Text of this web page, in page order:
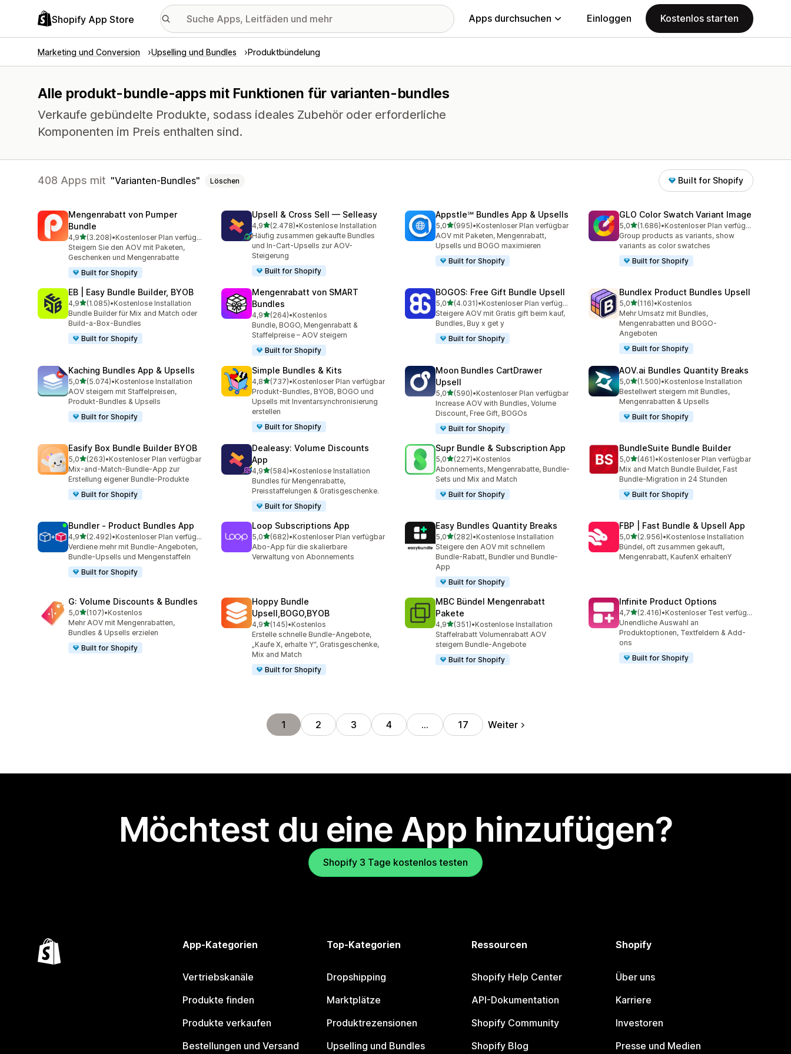
Shopify App Store Apps durchsuchen Einloggen Kostenlos starten
Marketing und Conversion Upselling und Bundles Produktbündelung
Alle produkt-bundle-apps mit Funktionen für varianten-bundles
Verkaufe gebündelte Produkte, sodass ideales Zubehör oder erforderliche
Komponenten im Preis enthalten sind.
408 Apps mit Varianten-Bundles Löschen Built for Shopify
Mengenrabatt von Pumper
Bundle
4,9von 5 Sternen
(3.208)
3208 Rezensionen insgesamt
•
Kostenloser Plan verfügbar
Steigern Sie den AOV mit Paketen,
Geschenken und Mengenrabatte
Built for Shopify
Upsell & Cross Sell — Selleasy
4,9von 5 Sternen
(2.478)
2478 Rezensionen insgesamt
•Kostenlose Installation
Häufig zusammen gekaufte Bundles
und In-Cart-Upsells zur AOV-
Steigerung
Built for Shopify
Appstle℠ Bundles App & Upsells
5,0von 5 Sternen
(995)
995 Rezensionen insgesamt
•Kostenloser Plan verfügbar
AOV mit Paketen, Mengenrabatt,
Upsells und BOGO maximieren
Built for Shopify
GLO Color Swatch Variant Image
5,0von 5 Sternen
(1.686)
1686 Rezensionen insgesamt
•
Kostenloser Plan verfügbar
Group products as variants, show
variants as color swatches
Built for Shopify
EB | Easy Bundle Builder, BYOB
4,9von 5 Sternen
(1.085)
1085 Rezensionen insgesamt
•Kostenlose Installation
Bundle Builder für Mix and Match oder
Build-a-Box-Bundles
Built for Shopify
Mengenrabatt von SMART
Bundles
4,9von 5 Sternen
(264)
264 Rezensionen insgesamt
•Kostenlos
Bundle, BOGO, Mengenrabatt &
Staffelpreise – AOV steigern
Built for Shopify
BOGOS: Free Gift Bundle Upsell
5,0von 5 Sternen
(4.031)
4031 Rezensionen insgesamt
•
Kostenloser Plan verfügbar
Steigere AOV mit Gratis gift beim kauf,
Bundles, Buy x get y
Built for Shopify
Bundlex Product Bundles Upsell
5,0von 5 Sternen
(116)
116 Rezensionen insgesamt
•Kostenlos
Mehr Umsatz mit Bundles,
Mengenrabatten und BOGO-
Angeboten
Built for Shopify
Kaching Bundles App & Upsells
5,0von 5 Sternen
(5.074)
5074 Rezensionen insgesamt
•Kostenlose Installation
AOV steigern mit Staffelpreisen,
Produkt-Bundles & Upsells
Built for Shopify
Simple Bundles & Kits
4,8von 5 Sternen
(737)
737 Rezensionen insgesamt
•Kostenloser Plan verfügbar
Produkt-Bundles, BYOB, BOGO und
Upsells mit Inventarsynchronisierung
erstellen
Built for Shopify
Moon Bundles CartDrawer
Upsell
5,0von 5 Sternen
(590)
590 Rezensionen insgesamt
•Kostenloser Plan verfügbar
Increase AOV with Bundles, Volume
Discount, Free Gift, BOGOs
Built for Shopify
AOV.ai Bundles Quantity Breaks
5,0von 5 Sternen
(1.500)
1500 Rezensionen insgesamt
•Kostenlose Installation
Bestellwert steigern mit Bundles,
Mengenrabatten & Upsells
Built for Shopify
Easify Box Bundle Builder BYOB
5,0von 5 Sternen
(263)
263 Rezensionen insgesamt
•Kostenloser Plan verfügbar
Mix-and-Match-Bundle-App zur
Erstellung eigener Bundle-Produkte
Built for Shopify
Dealeasy: Volume Discounts
App
4,9von 5 Sternen
(584)
584 Rezensionen insgesamt
•Kostenlose Installation
Bundles für Mengenrabatte,
Preisstaffelungen & Gratisgeschenke.
Built for Shopify
Supr Bundle & Subscription App
5,0von 5 Sternen
(227)
227 Rezensionen insgesamt
•Kostenlos
Abonnements, Mengenrabatte, Bundle-
Sets und Mix and Match
Built for Shopify
BundleSuite Bundle Builder
5,0von 5 Sternen
(461)
461 Rezensionen insgesamt
•Kostenloser Plan verfügbar
Mix and Match Bundle Builder, Fast
Bundle-Migration in 24 Stunden
Built for Shopify
Bundler ‑ Product Bundles App
4,9von 5 Sternen
(2.492)
2492 Rezensionen insgesamt
•
Kostenloser Plan verfügbar
Verdiene mehr mit Bundle-Angeboten,
Bundle-Upsells und Mengenstaffeln
Built for Shopify
Loop Subscriptions App
5,0von 5 Sternen
(682)
682 Rezensionen insgesamt
•Kostenloser Plan verfügbar
Abo-App für die skalierbare
Verwaltung von Abonnements
Easy Bundles Quantity Breaks
5,0von 5 Sternen
(282)
282 Rezensionen insgesamt
•Kostenlose Installation
Steigere den AOV mit schnellem
Bundle-Rabatt, Bundler und Bundle-
App
Built for Shopify
FBP | Fast Bundle & Upsell App
5,0von 5 Sternen
(2.956)
2956 Rezensionen insgesamt
•Kostenlose Installation
Bündel, oft zusammen gekauft,
Mengenrabatt, KaufenX erhaltenY
G: Volume Discounts & Bundles
5,0von 5 Sternen
(107)
107 Rezensionen insgesamt
•Kostenlos
Mehr AOV mit Mengenrabatten,
Bundles & Upsells erzielen
Built for Shopify
Hoppy Bundle
Upsell,BOGO,BYOB
4,9von 5 Sternen
(145)
145 Rezensionen insgesamt
•Kostenlos
Erstelle schnelle Bundle-Angebote,
„Kaufe X, erhalte Y“, Gratisgeschenke,
Mix and Match
Built for Shopify
MBC Bündel Mengenrabatt
Pakete
4,9von 5 Sternen
(351)
351 Rezensionen insgesamt
•Kostenlose Installation
Staffelrabatt Volumenrabatt AOV
steigern Bundle-Angebote
Built for Shopify
Infinite Product Options
4,7von 5 Sternen
(2.416)
2416 Rezensionen insgesamt
•
Kostenloser Test verfügbar
Unendliche Auswahl an
Produktoptionen, Textfeldern & Add-
ons
Built for Shopify
1 2 3 4 … 17 Weiter
Möchtest du eine App hinzufügen?
Shopify 3 Tage kostenlos testen
App-Kategorien
Vertriebskanäle
Produkte finden
Produkte verkaufen
Bestellungen und Versand
Top-Kategorien
Dropshipping
Marktplätze
Produktrezensionen
Upselling und Bundles
Ressourcen
Shopify Help Center
API-Dokumentation
Shopify Community
Shopify Blog
Shopify
Über uns
Karriere
Investoren
Presse und Medien